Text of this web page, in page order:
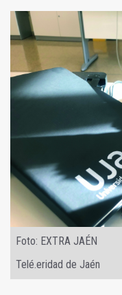
Foto: EXTRA JAÉN
Telé.eridad de Jaén